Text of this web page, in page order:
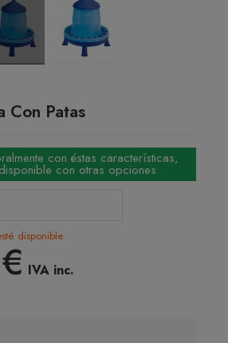
Con Patas
con éstas características,
con otras opciones
disponible
IVA inc.